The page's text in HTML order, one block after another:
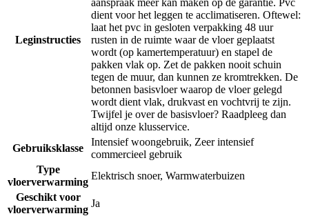
Leginstructies
dient voor het leggen te acclimatiseren. Oftewel:
laat het pvc in gesloten verpakking 48 uur
rusten in de ruimte waar de vloer geplaatst
wordt (op kamertemperatuur) en stapel de
pakken vlak op. Zet de pakken nooit schuin
tegen de muur, dan kunnen ze kromtrekken. De
betonnen basisvloer waarop de vloer gelegd
wordt dient vlak, drukvast en vochtvrij te zijn.
Twijfel je over de basisvloer? Raadpleeg dan
altijd onze klusservice.
Gebruiksklasse
Intensief woongebruik, Zeer intensief
commercieel gebruik
Type
vloerverwarming
Elektrisch snoer, Warmwaterbuizen
Geschikt voor
vloerverwarming
Ja